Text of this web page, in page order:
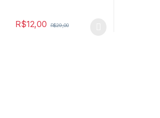
R$12,00 R$29,00